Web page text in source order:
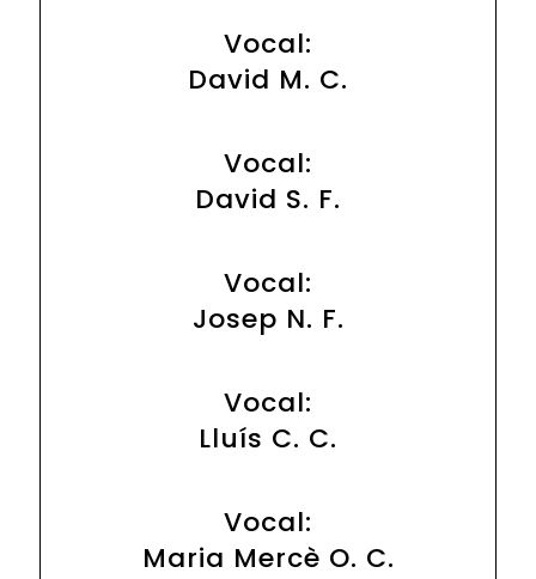
Vocal:
David M. C.
Vocal:
David S. F.
Vocal:
Josep N. F.
Vocal:
Lluís C. C.
Vocal:
Maria Mercè O. C.